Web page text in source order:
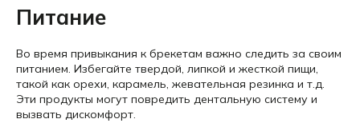
Питание
Во время привыкания к брекетам важно следить за своим
питанием. Избегайте твердой, липкой и жесткой пищи,
такой как орехи, карамель, жевательная резинка и т.д.
Эти продукты могут повредить дентальную систему и
вызвать дискомфорт.